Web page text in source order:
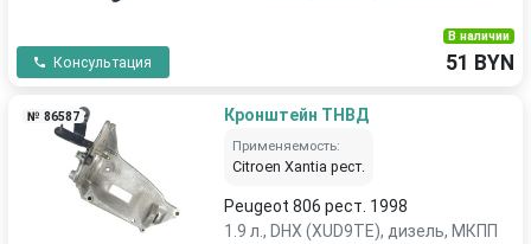
Консультация
В наличии
51 BYN
№ 86587 Кронштейн ТНВД
Применяемость:
Citroen Xantia рест.
Peugeot 806 рест. 1998
1.9 л., DHX (XUD9TE), дизель, МКПП